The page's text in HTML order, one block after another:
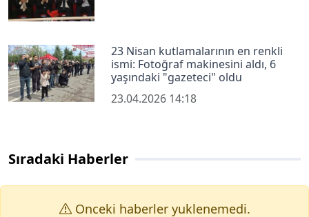
23 Nisan kutlamalarının en renkli
ismi: Fotoğraf makinesini aldı, 6
yaşındaki "gazeteci" oldu
23.04.2026 14:18
Sıradaki Haberler
Onceki haberler yuklenemedi.